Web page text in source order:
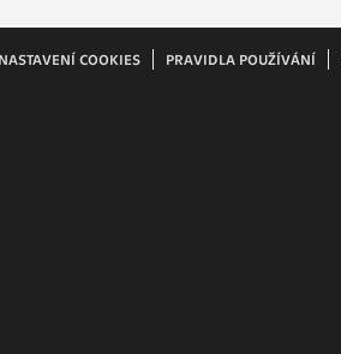
NASTAVENÍ COOKIES PRAVIDLA POUŽÍVÁNÍ